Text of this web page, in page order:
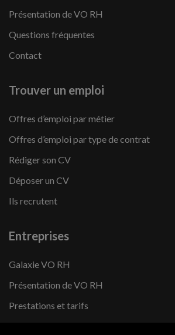
Présentation de VO RH
Questions fréquentes
Contact
Trouver un emploi
Offres d’emploi par métier
Offres d’emploi par type de contrat
Rédiger son CV
Déposer un CV
Ils recrutent
Entreprises
Galaxie VO RH
Présentation de VO RH
Prestations et tarifs